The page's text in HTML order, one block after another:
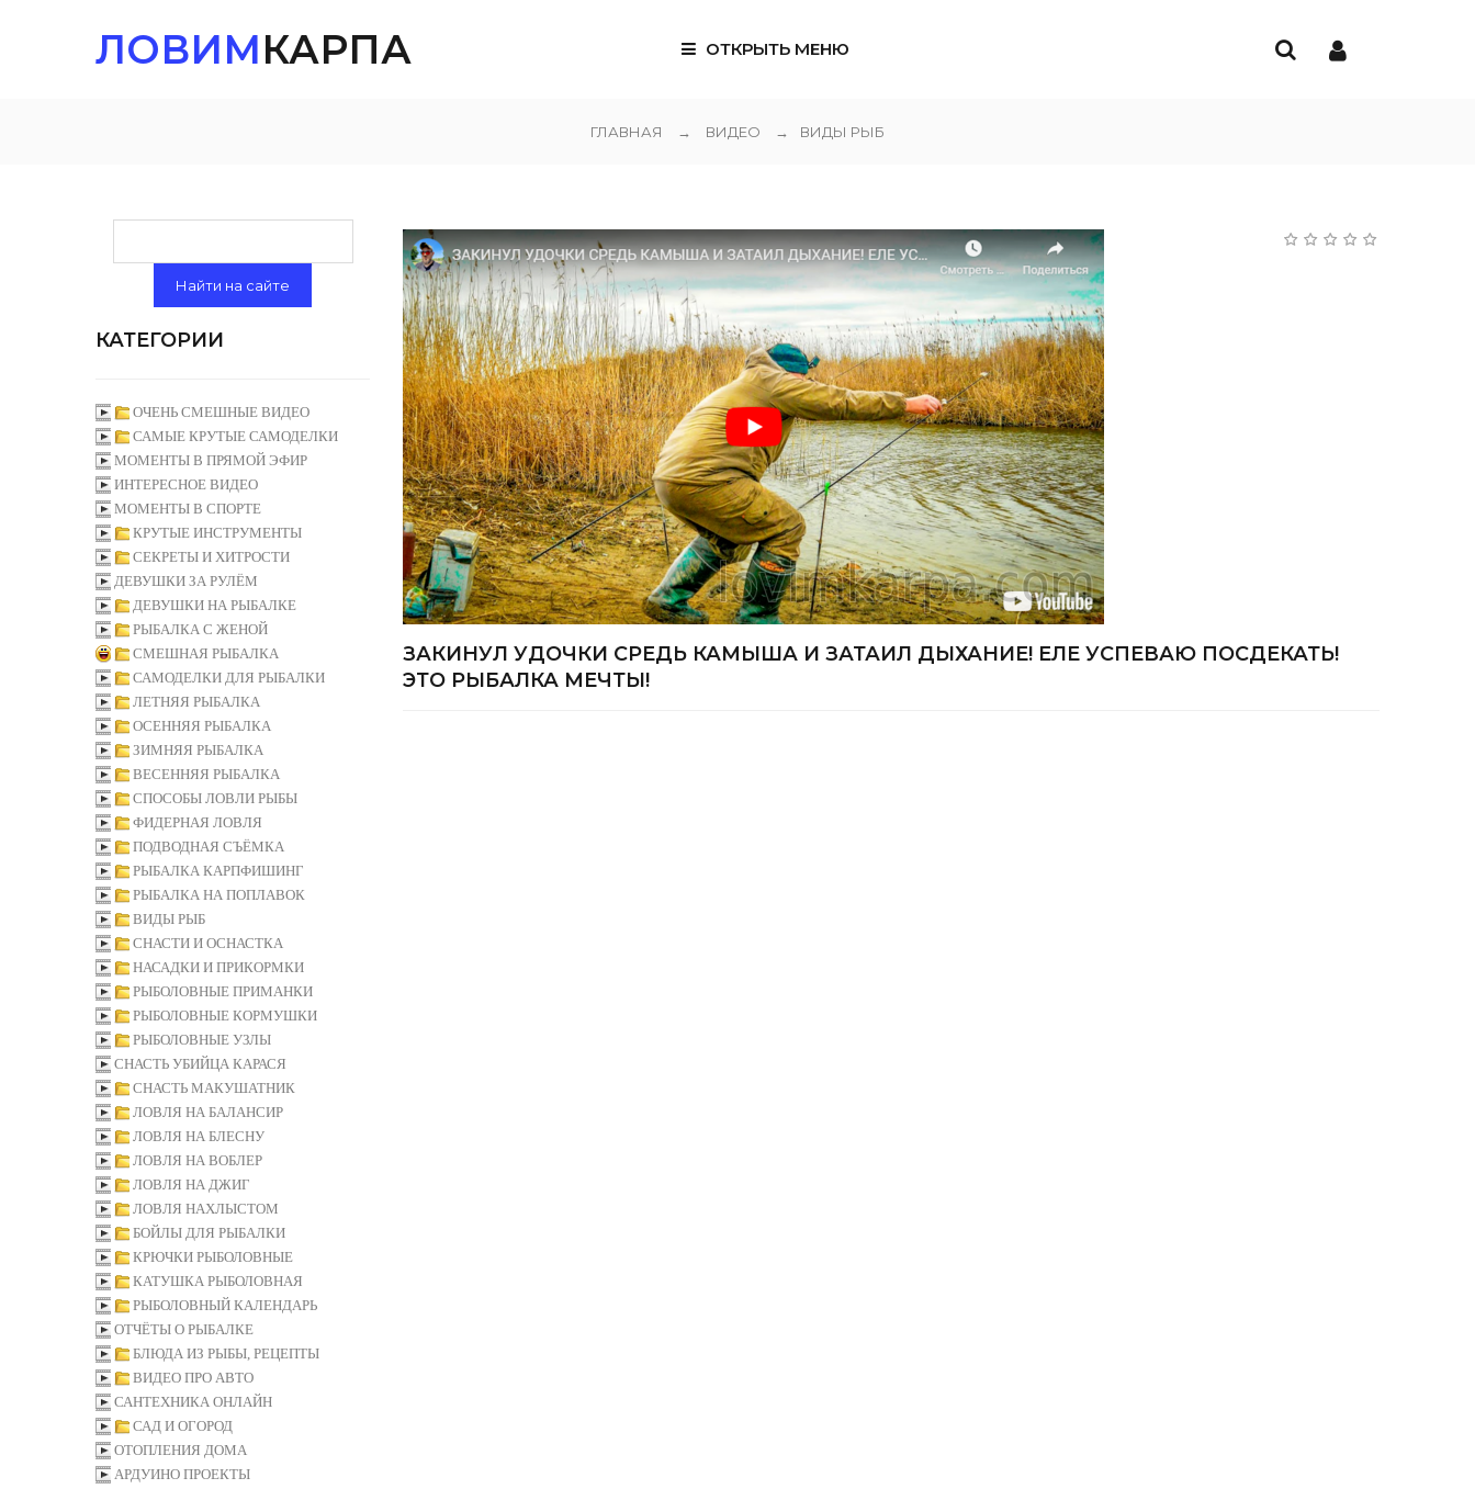
ЛОВИМКАРПА ОТКРЫТЬ МЕНЮ
ГЛАВНАЯ → ВИДЕО → ВИДЫ РЫБ
ЗАКИНУЛ УДОЧКИ СРЕДЬ КАМЫША И ЗАТАИЛ ДЫХАНИЕ! ЕЛЕ УСПЕВАЮ ПОСДЕКАТЬ!
ЭТО РЫБАЛКА МЕЧТЫ!
КАТЕГОРИИ
ОЧЕНЬ СМЕШНЫЕ ВИДЕО
САМЫЕ КРУТЫЕ САМОДЕЛКИ
МОМЕНТЫ В ПРЯМОЙ ЭФИР
ИНТЕРЕСНОЕ ВИДЕО
МОМЕНТЫ В СПОРТЕ
КРУТЫЕ ИНСТРУМЕНТЫ
СЕКРЕТЫ И ХИТРОСТИ
ДЕВУШКИ ЗА РУЛЁМ
ДЕВУШКИ НА РЫБАЛКЕ
РЫБАЛКА С ЖЕНОЙ
СМЕШНАЯ РЫБАЛКА
САМОДЕЛКИ ДЛЯ РЫБАЛКИ
ЛЕТНЯЯ РЫБАЛКА
ОСЕННЯЯ РЫБАЛКА
ЗИМНЯЯ РЫБАЛКА
ВЕСЕННЯЯ РЫБАЛКА
СПОСОБЫ ЛОВЛИ РЫБЫ
ФИДЕРНАЯ ЛОВЛЯ
ПОДВОДНАЯ СЪЁМКА
РЫБАЛКА КАРПФИШИНГ
РЫБАЛКА НА ПОПЛАВОК
ВИДЫ РЫБ
СНАСТИ И ОСНАСТКА
НАСАДКИ И ПРИКОРМКИ
РЫБОЛОВНЫЕ ПРИМАНКИ
РЫБОЛОВНЫЕ КОРМУШКИ
РЫБОЛОВНЫЕ УЗЛЫ
СНАСТЬ УБИЙЦА КАРАСЯ
СНАСТЬ МАКУШАТНИК
ЛОВЛЯ НА БАЛАНСИР
ЛОВЛЯ НА БЛЕСНУ
ЛОВЛЯ НА ВОБЛЕР
ЛОВЛЯ НА ДЖИГ
ЛОВЛЯ НАХЛЫСТОМ
БОЙЛЫ ДЛЯ РЫБАЛКИ
КРЮЧКИ РЫБОЛОВНЫЕ
КАТУШКА РЫБОЛОВНАЯ
РЫБОЛОВНЫЙ КАЛЕНДАРЬ
ОТЧЁТЫ О РЫБАЛКЕ
БЛЮДА ИЗ РЫБЫ, РЕЦЕПТЫ
ВИДЕО ПРО АВТО
САНТЕХНИКА ОНЛАЙН
САД И ОГОРОД
ОТОПЛЕНИЯ ДОМА
АРДУИНО ПРОЕКТЫ